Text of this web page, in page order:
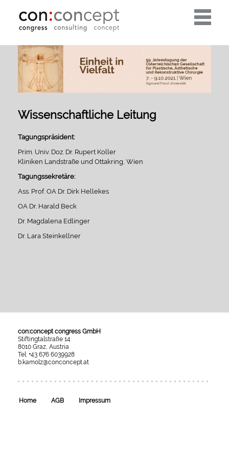
Toggle
Wissenschaftliche Leitung
Tagungspräsident:
Prim. Univ. Doz. Dr. Rupert Koller
Kliniken Landstraße und Ottakring, Wien
Tagungssekretäre:
Ass. Prof. OA Dr. Dirk Hellekes
OA Dr. Harald Beck
Dr. Magdalena Edlinger
Dr. Lara Steinkellner
con:concept congress GmbH
Stiftingtalstraße 14
8010 Graz, Austria
Tel: +43 676 6039928
b.kamolz@conconcept.at
esraSoft
esraCMS
Home AGB Impressum